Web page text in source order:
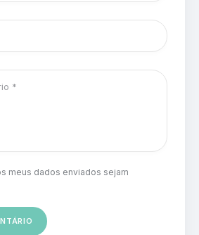
meus dados enviados sejam